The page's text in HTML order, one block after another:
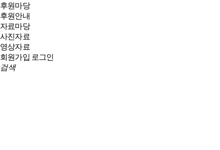
후원마당
후원안내
자료마당
사진자료
영상자료
회원가입 로그인
검색